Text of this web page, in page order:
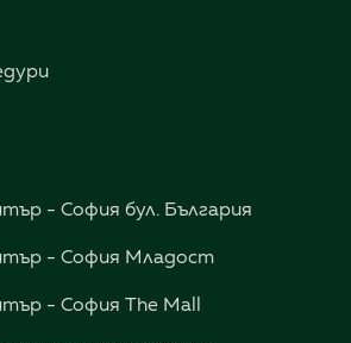
- София бул. България
- София Младост
- София The Mall